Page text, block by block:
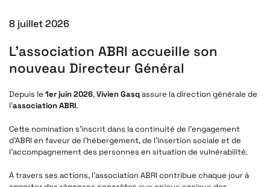
8 juillet 2026
L’association ABRI accueille son
nouveau Directeur Général
Depuis le 1er juin 2026,Vivien Gasqassure la direction générale de
l’association ABRI.
Cette nomination s’inscrit dans la continuité de l’engagement
d’ABRI en faveur de l’hébergement, de l’insertion sociale et de
l’accompagnement des personnes en situation de vulnérabilité.
À travers ses actions, l’association ABRI contribue chaque jour à